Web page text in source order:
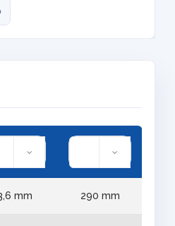
mm 290 mm